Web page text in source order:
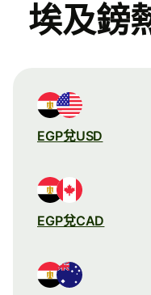
埃及鎊
EGP兌USD
EGP兌CAD